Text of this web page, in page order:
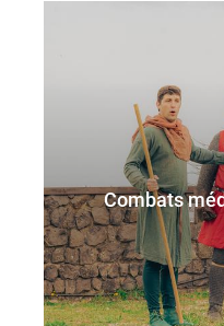
Combats